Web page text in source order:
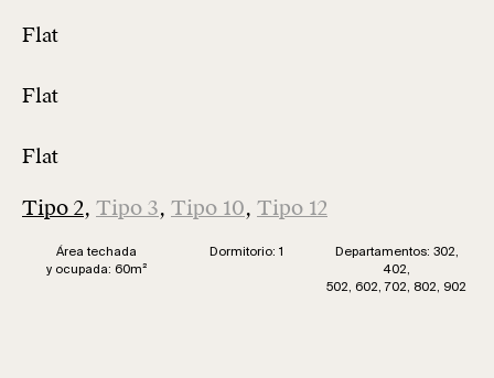
Tipo 2, Tipo 3, Tipo 10, Tipo 12
Área techada
y ocupada: 60m²
Dormitorio: 1
Departamentos: 302,
402,
502, 602, 702, 802, 902